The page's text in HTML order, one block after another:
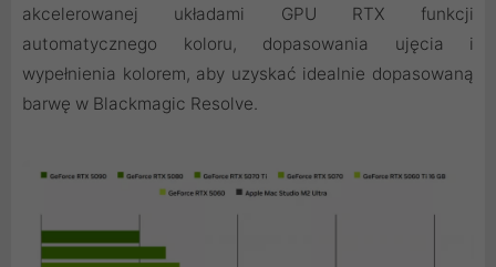
akcelerowanej układami GPU RTX funkcji
automatycznego koloru, dopasowania ujęcia i
wypełnienia kolorem, aby uzyskać idealnie dopasowaną
barwę w Blackmagic Resolve.